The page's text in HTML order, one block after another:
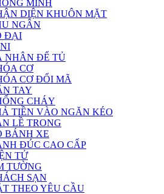
MINH
DIỆN KHUÔN MẶT
NGÂN
ĐẠI
NHÂN ĐỂ TỦ
CƠ
CƠ ĐỔI MÃ
TAY
CHÁY
TIỀN VÀO NGĂN KÉO
LỀ TRONG
BÁNH XE
ĐÚC CAO CẤP
TỬ
TƯỜNG
SẠN
THEO YÊU CẦU